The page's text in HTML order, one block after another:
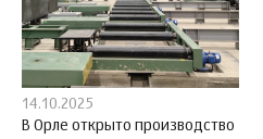
14.10.2025
В Орле открыто производство